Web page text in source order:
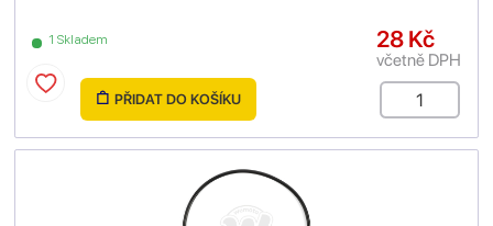
1 Skladem 28 Kč
včetně DPH
PŘIDAT DO KOŠÍKU